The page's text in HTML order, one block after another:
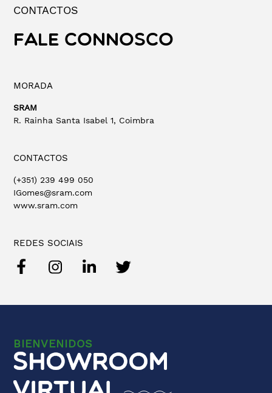
CONTACTOS
FALE CONNOSCO
MORADA
SRAM
R. Rainha Santa Isabel 1, Coimbra
CONTACTOS
(+351) 239 499 050
IGomes@sram.com
www.sram.com
REDES SOCIAIS
BIENVENIDOS